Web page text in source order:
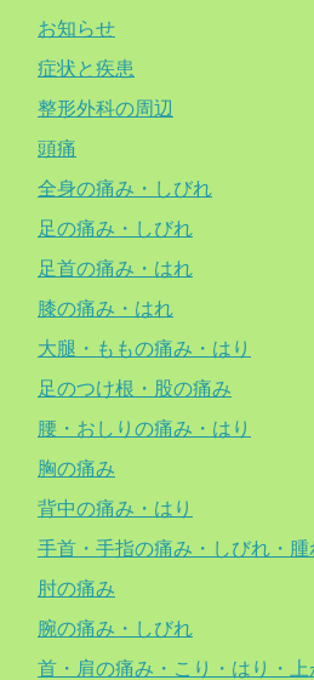
お知らせ
症状と疾患
整形外科の周辺
頭痛
全身の痛み・しびれ
足の痛み・しびれ
足首の痛み・はれ
膝の痛み・はれ
大腿・ももの痛み・はり
足のつけ根・股の痛み
腰・おしりの痛み・はり
胸の痛み
背中の痛み・はり
手首・手指の痛み・しびれ・
肘の痛み
腕の痛み・しびれ
首・肩の痛み・こり・はり・上